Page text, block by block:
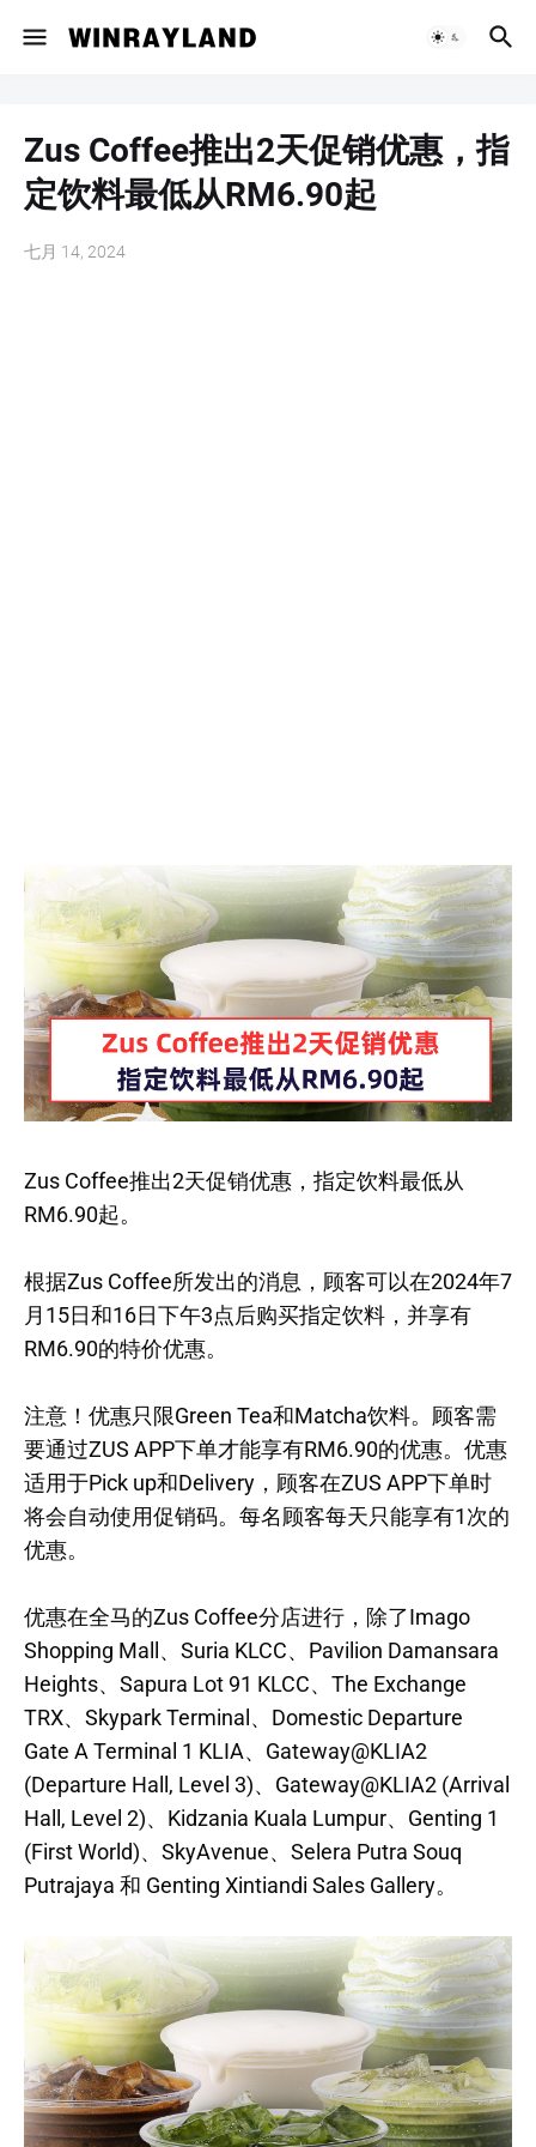
Zus Coffee推出2天促销优惠，指
定饮料最低从RM6.90起
七月 14, 2024
Zus Coffee推出2天促销优惠，指定饮料最低从
RM6.90起。
根据Zus Coffee所发出的消息，顾客可以在2024年7
月15日和16日下午3点后购买指定饮料，并享有
RM6.90的特价优惠。
注意！优惠只限Green Tea和Matcha饮料。顾客需
要通过ZUS APP下单才能享有RM6.90的优惠。优惠
适用于Pick up和Delivery，顾客在ZUS APP下单时
将会自动使用促销码。每名顾客每天只能享有1次的
优惠。
优惠在全马的Zus Coffee分店进行，除了Imago
Shopping Mall、Suria KLCC、Pavilion Damansara
Heights、Sapura Lot 91 KLCC、The Exchange
TRX、Skypark Terminal、Domestic Departure
Gate A Terminal 1 KLIA、Gateway@KLIA2
(Departure Hall, Level 3)、Gateway@KLIA2 (Arrival
Hall, Level 2)、Kidzania Kuala Lumpur、Genting 1
(First World)、SkyAvenue、Selera Putra Souq
Putrajaya 和 Genting Xintiandi Sales Gallery。